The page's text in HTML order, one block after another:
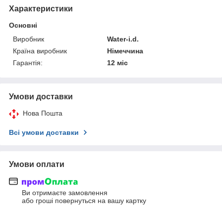
Характеристики
Основні
Виробник
Water-i.d.
Країна виробник
Німеччина
Гарантія:
12 міс
Умови доставки
Нова Пошта
Всі умови доставки
Умови оплати
Ви отримаєте замовлення
або гроші повернуться на вашу картку